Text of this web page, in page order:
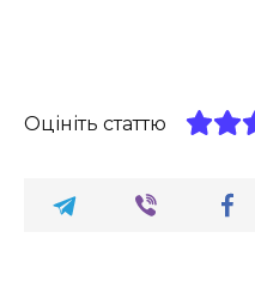
Оцініть статтю